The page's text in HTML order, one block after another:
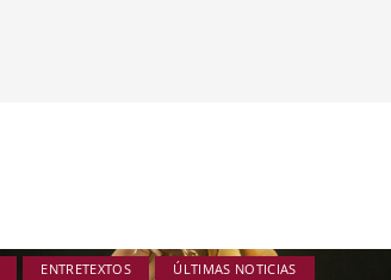
ENTRETEXTOS ÚLTIMAS NOTICIAS